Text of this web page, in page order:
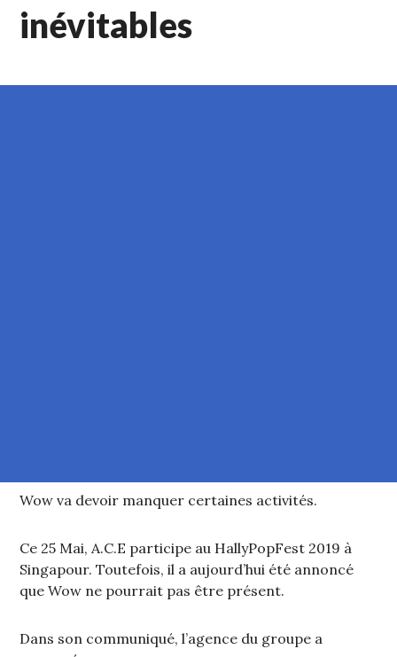
inévitables
Wow va devoir manquer certaines activités.
Ce 25 Mai, A.C.E participe au HallyPopFest 2019 à
Singapour. Toutefois, il a aujourd’hui été annoncé
que Wow ne pourrait pas être présent.
Dans son communiqué, l’agence du groupe a